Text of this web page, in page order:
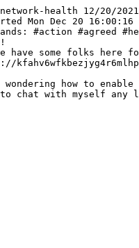
network-health 12/20/2021